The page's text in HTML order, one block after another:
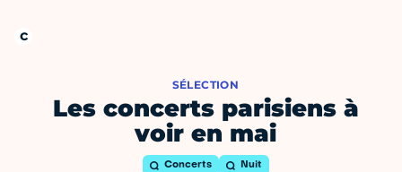
Les concerts parisiens à
voir en mai
SÉLECTION
Concerts Nuit